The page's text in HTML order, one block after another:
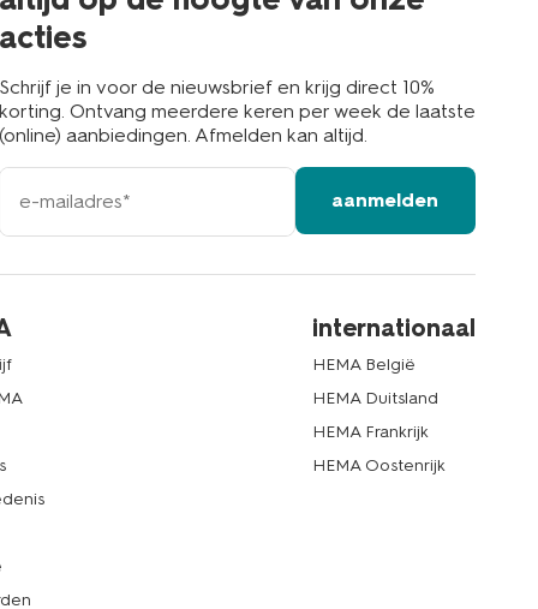
acties
Schrijf je in voor de nieuwsbrief en krijg direct 10%
korting. Ontvang meerdere keren per week de laatste
(online) aanbiedingen. Afmelden kan altijd.
e-
mailadres
aanmelden
internationaal
HEMA België
HEMA Duitsland
HEMA Frankrijk
HEMA Oostenrijk